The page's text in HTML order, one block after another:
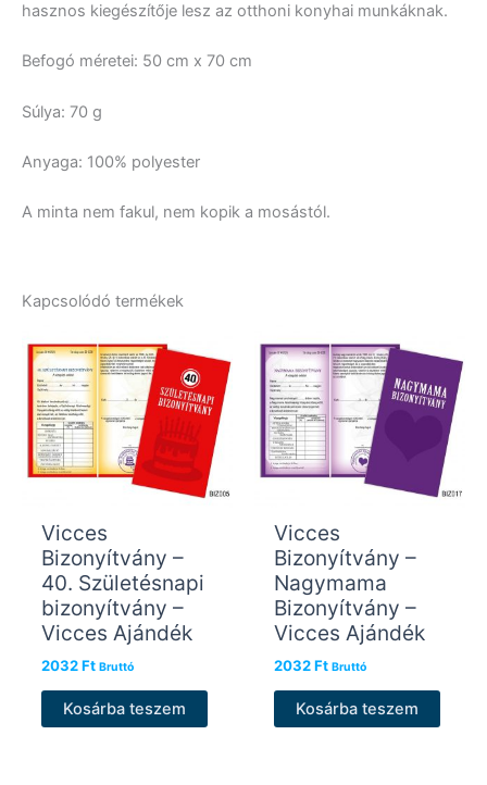
hasznos kiegészítője lesz az otthoni konyhai munkáknak.
Befogó méretei: 50 cm x 70 cm
Súlya: 70 g
Anyaga: 100% polyester
A minta nem fakul, nem kopik a mosástól.
Kapcsolódó termékek
Vicces
Bizonyítvány –
40. Születésnapi
bizonyítvány –
Vicces Ajándék
2032Ft Bruttó
Kosárba teszem
Vicces
Bizonyítvány –
Nagymama
Bizonyítvány –
Vicces Ajándék
2032Ft Bruttó
Kosárba teszem